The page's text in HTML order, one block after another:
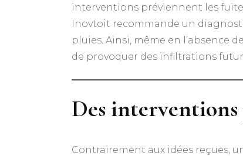
interventions préviennent les
Inovtoit recommande un
pluies. Ainsi, même en l’absence
de provoquer des infiltrations
Des interventions
Contrairement aux idées reçues,